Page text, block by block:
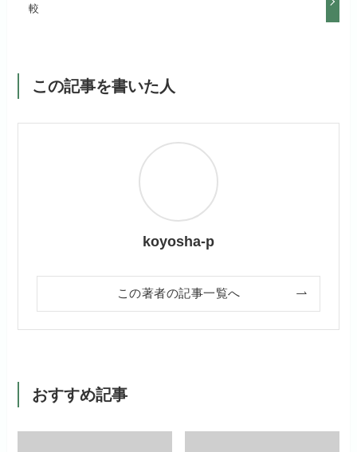
較
この記事を書いた人
koyosha-p
この著者の記事一覧へ
おすすめ記事